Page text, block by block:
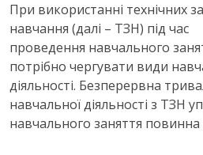
При використанні технічних
навчання (далі – ТЗН) під час
проведення навчального
потрібно чергувати види
діяльності. Безперервна
навчальної діяльності з ТЗН
навчального заняття повинна